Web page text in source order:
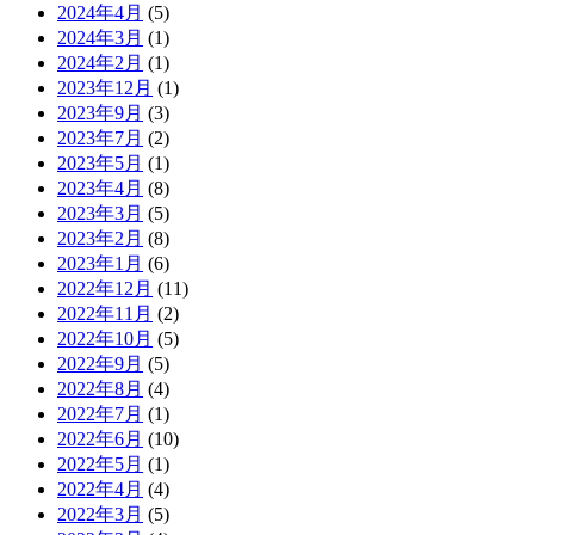
2024年4月 (5)
2024年3月 (1)
2024年2月 (1)
2023年12月 (1)
2023年9月 (3)
2023年7月 (2)
2023年5月 (1)
2023年4月 (8)
2023年3月 (5)
2023年2月 (8)
2023年1月 (6)
2022年12月 (11)
2022年11月 (2)
2022年10月 (5)
2022年9月 (5)
2022年8月 (4)
2022年7月 (1)
2022年6月 (10)
2022年5月 (1)
2022年4月 (4)
2022年3月 (5)